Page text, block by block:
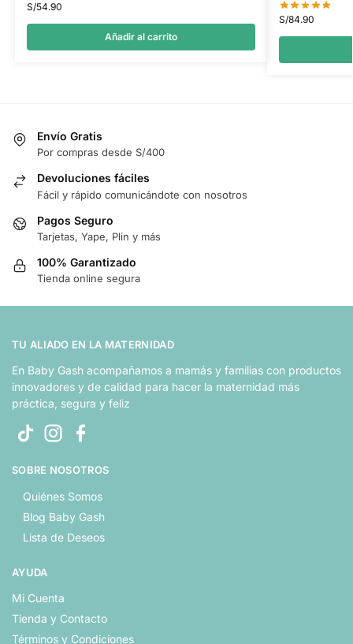
S/54.90
Añadir al carrito
S/84.90
Envío Gratis
Por compras desde S/400
Devoluciones fáciles
Fácil y rápido comunicándote con nosotros
Pagos Seguro
Tarjetas, Yape, Plin y más
100% Garantizado
Tienda online segura
TU ALIADO EN LA MATERNIDAD
En Baby Gash acompañamos a mamás y familias con productos
innovadores y de calidad para hacer la maternidad más
práctica, segura y feliz
SOBRE NOSOTROS
Quiénes Somos
Blog Baby Gash
Lista de Deseos
AYUDA
Mi Cuenta
Tienda y Contacto
Términos y Condiciones